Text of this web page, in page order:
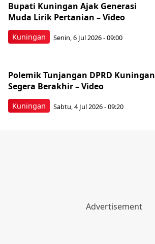
Kuningan
Bupati Kuningan Ajak Generasi
Muda Lirik Pertanian – Video
Senin, 6 Jul 2026 - 09:00
Kuningan
Polemik Tunjangan DPRD Kuningan
Segera Berakhir – Video
Sabtu, 4 Jul 2026 - 09:20